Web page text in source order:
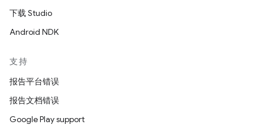
下载 Studio
Android NDK
支持
报告平台错误
报告文档错误
Google Play support